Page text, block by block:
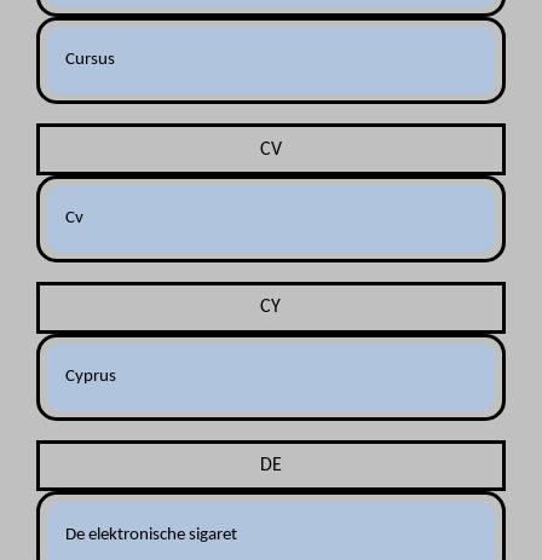
Cursus
CV
Cv
CY
Cyprus
DE
De elektronische sigaret